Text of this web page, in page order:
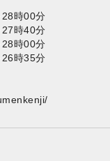
時00分
時40分
時00分
時35分